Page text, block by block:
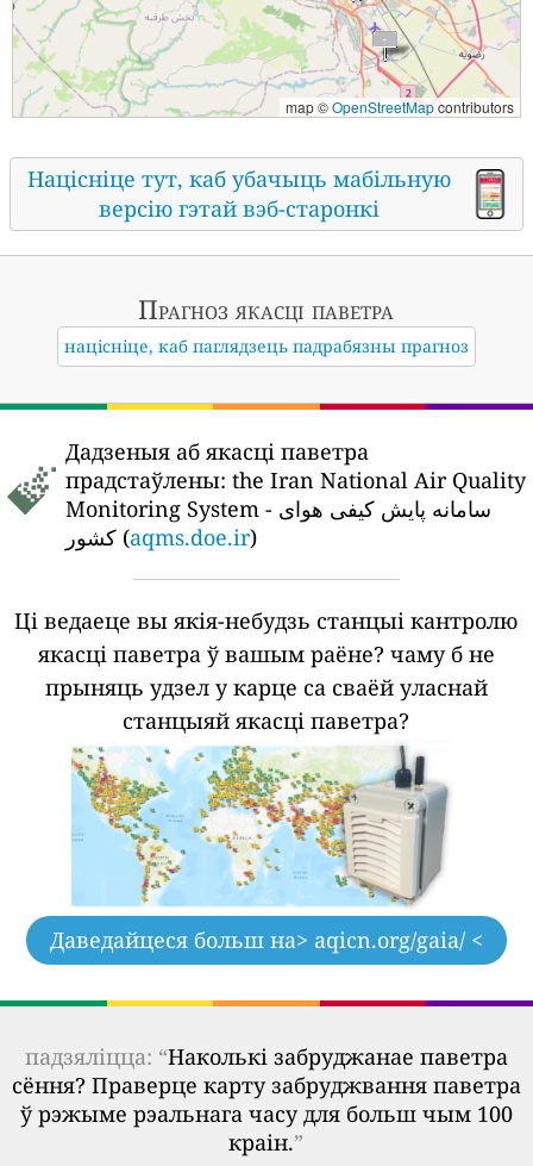
map ©OpenStreetMapcontributors
Націсніце тут, каб убачыць мабільную
версію гэтай вэб-старонкі
Прагноз якасці паветра
націсніце, каб паглядзець падрабязны прагноз
Дадзеныя аб якасці паветра
прадстаўлены: the Iran National Air Quality
Monitoring System - سامانه پایش کیفی هوای
کشور (aqms.doe.ir)
Ці ведаеце вы якія-небудзь станцыі кантролю
якасці паветра ў вашым раёне? чаму б не
прыняць удзел у карце са сваёй уласнай
станцыяй якасці паветра?
Даведайцеся больш на> aqicn.org/gaia/ <
падзяліцца: “Наколькі забруджанае паветра
сёння? Праверце карту забруджвання паветра
ў рэжыме рэальнага часу для больш чым 100
краін.”